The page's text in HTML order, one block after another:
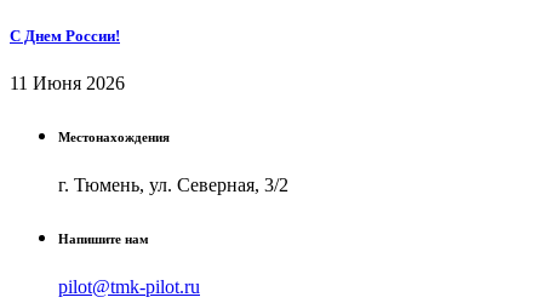
С Днем России!
11 Июня 2026
Местонахождения
г. Тюмень, ул. Северная, 3/2
Напишите нам
pilot@tmk-pilot.ru